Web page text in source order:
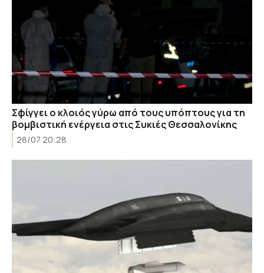
Σφίγγει ο κλοιός γύρω από τους υπόπτους για τη
βομβιστική ενέργεια στις Συκιές Θεσσαλονίκης
28/07 20:28